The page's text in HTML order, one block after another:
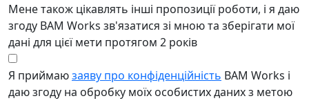
Мене також цікавлять інші пропозиції роботи, і я даю
згоду BAM Works зв'язатися зі мною та зберігати мої
дані для цієї мети протягом 2 років
Я приймаюзаяву про конфіденційність BAM Works і
даю згоду на обробку моїх особистих даних з метою